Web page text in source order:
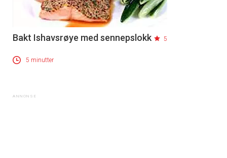
Bakt Ishavsrøye med sennepslokk 5
5 minutter